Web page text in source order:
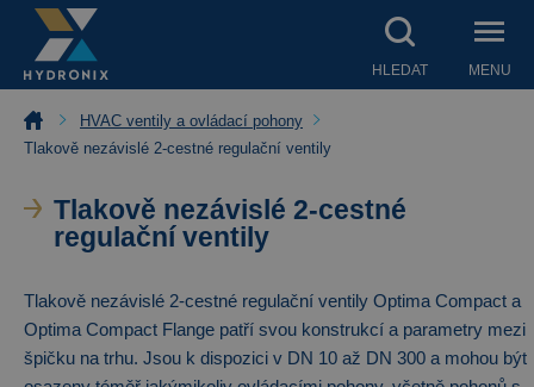
HLEDAT MENU
HVAC ventily a ovládací pohony
Tlakově nezávislé 2-cestné regulační ventily
Tlakově nezávislé 2-cestné
regulační ventily
Tlakově nezávislé 2-cestné regulační ventily Optima Compact a
Optima Compact Flange patří svou konstrukcí a parametry mezi
špičku na trhu. Jsou k dispozici v DN 10 až DN 300 a mohou být